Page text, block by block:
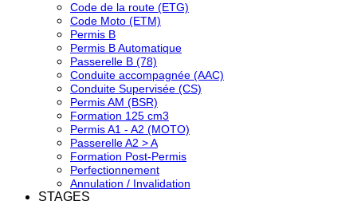
Code de la route (ETG)
Code Moto (ETM)
Permis B
Permis B Automatique
Passerelle B (78)
Conduite accompagnée (AAC)
Conduite Supervisée (CS)
Permis AM (BSR)
Formation 125 cm3
Permis A1 - A2 (MOTO)
Passerelle A2 > A
Formation Post-Permis
Perfectionnement
Annulation / Invalidation
STAGES